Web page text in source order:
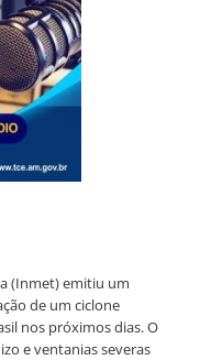
(Inmet) emitiu um
de um ciclone
nos próximos dias. O
e ventanias severas